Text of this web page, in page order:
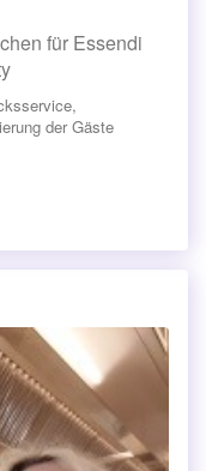
für Essendi
der Gäste